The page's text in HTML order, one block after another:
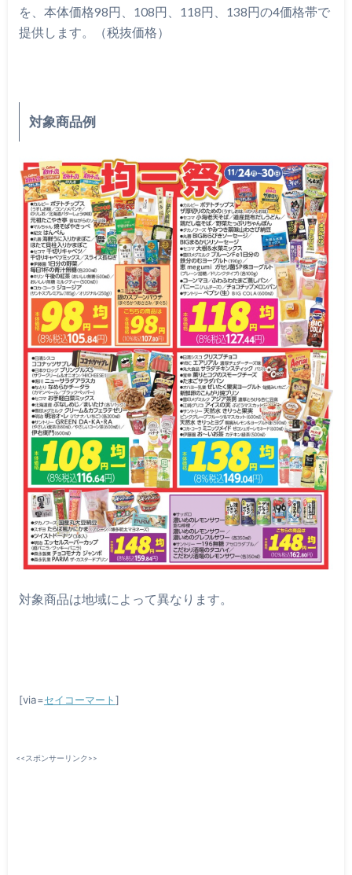
を、本体価格98円、108円、118円、138円の4価格帯で
提供します。（税抜価格）
対象商品例
対象商品は地域によって異なります。
[via=セイコーマート]
<<スポンサーリンク>>